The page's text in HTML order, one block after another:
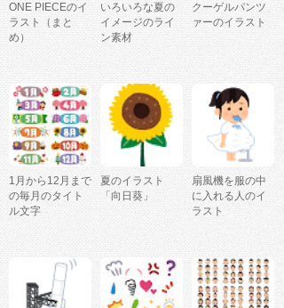
ONE PIECEのイ
ラスト（まと
め）
いろいろな夏の
イメージのライ
ン素材
クーゲルパンツ
ァーのイラスト
1月から12月まで
の毎月のタイト
ル文字
夏のイラスト
「向日葵」
扇風機を服の中
に入れる人のイ
ラスト